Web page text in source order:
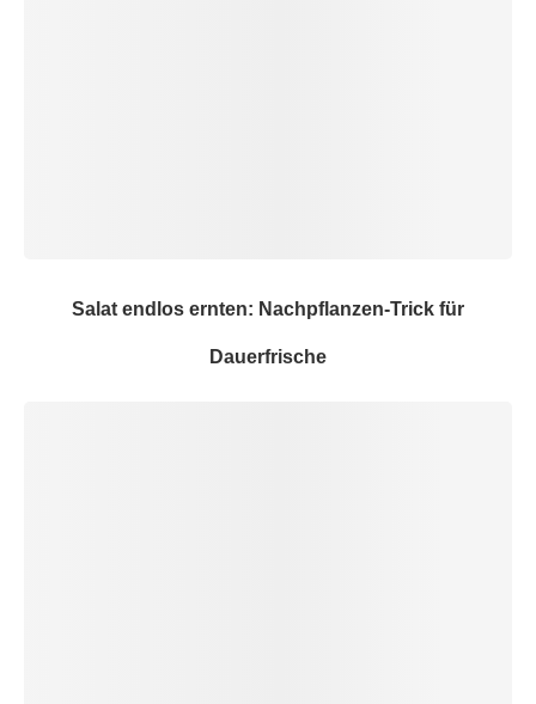
Salat endlos ernten: Nachpflanzen-Trick für
Dauerfrische